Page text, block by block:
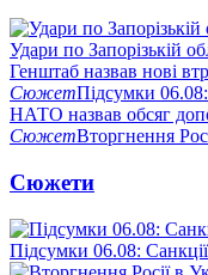
Удари по Запорізькій
Генштаб назвав нові
СюжетПідсумки
НАТО назвав обсяг
СюжетВторгнення
Сюжети
Підсумки 06.08: